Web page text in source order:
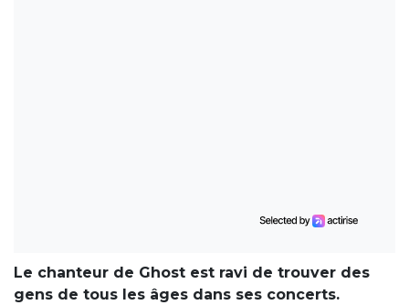
Le chanteur de Ghost est ravi de trouver des
gens de tous les âges dans ses concerts.